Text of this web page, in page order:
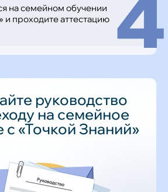
на семейном обучении
и проходите аттестацию
руководство
на семейное
с «Точкой Знаний»